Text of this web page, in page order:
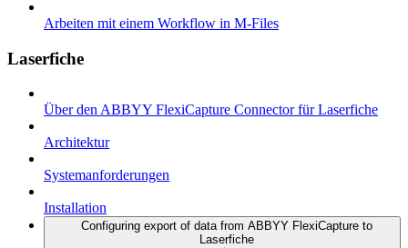
Arbeiten mit einem Workflow in M-Files
Laserfiche
Über den ABBYY FlexiCapture Connector für Laserfiche
Architektur
Systemanforderungen
Installation
Configuring export of data from ABBYY FlexiCapture to
Laserfiche